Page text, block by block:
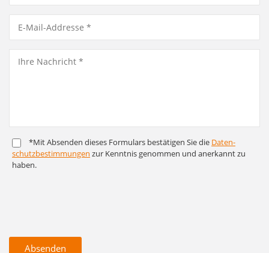
*Mit Absenden dieses Formulars bestätigen Sie die Daten­
schutz­bestim­mungen zur Kenntnis genommen und anerkannt zu
haben.
Absenden